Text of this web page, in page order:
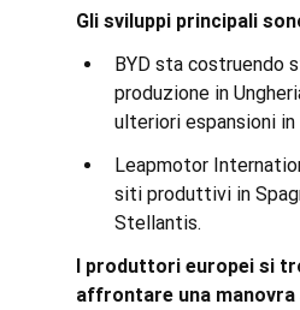
Gli sviluppi principali
BYD sta costruendo
produzione in
ulteriori espansioni in
Leapmotor
siti produttivi in
Stellantis.
I produttori europei si
affrontare una